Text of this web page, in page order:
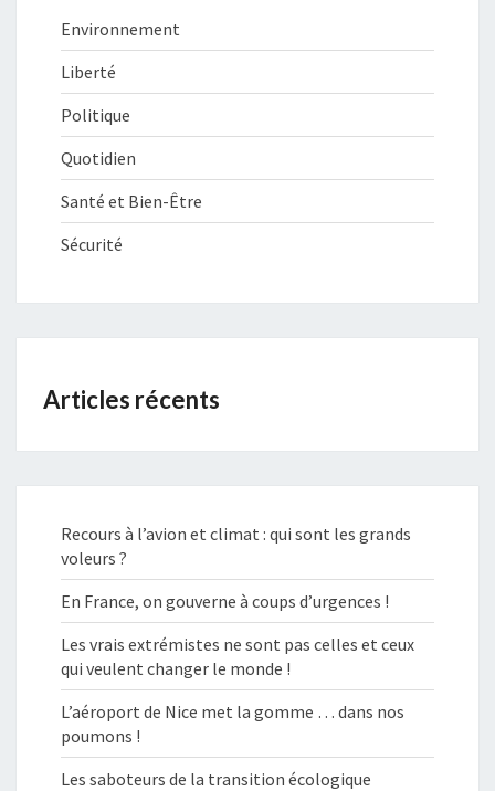
Environnement
Liberté
Politique
Quotidien
Santé et Bien-Être
Sécurité
Articles récents
Recours à l’avion et climat : qui sont les grands
voleurs ?
En France, on gouverne à coups d’urgences !
Les vrais extrémistes ne sont pas celles et ceux
qui veulent changer le monde !
L’aéroport de Nice met la gomme … dans nos
poumons !
Les saboteurs de la transition écologique